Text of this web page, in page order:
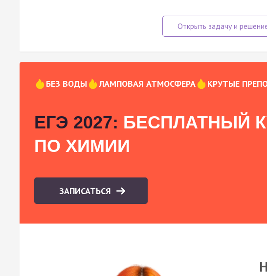
БЕЗ ВОДЫ ЛАМПОВАЯ АТМОСФЕРА КРУТЫЕ
ЕГЭ 2027: БЕСПЛАТНЫЙ
ПО ХИМИИ
ЗАПИСАТЬСЯ